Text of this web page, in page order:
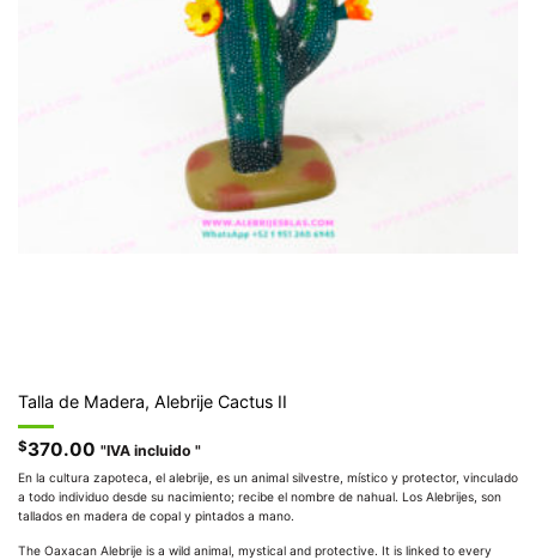
Talla de Madera, Alebrije Cactus II
$370.00 "IVA incluido "
En la cultura zapoteca, el alebrije, es un animal silvestre, místico y protector, vinculado
a todo individuo desde su nacimiento; recibe el nombre de nahual. Los Alebrijes, son
tallados en madera de copal y pintados a mano.
The Oaxacan Alebrije is a wild animal, mystical and protective. It is linked to every